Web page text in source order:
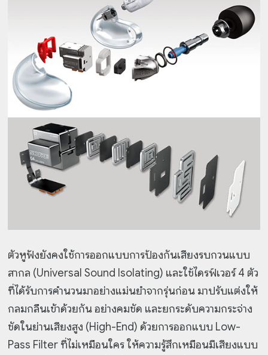
ตัวหูฟังยังคงใช้การออกแบบการป้องกันเสียงรบกวนแบบ
สากล (Universal Sound Isolating) และใช้ไดรฟ์เวอร์ 4 ตัว
ที่ได้รับการคำนวนมาอย่างแม่นยำจากรุ่นก่อน มาปรับแต่งให้
กลมกลืนเข้าด้วยกัน อย่างคมชัด และยกระดับความกระจ่าง
ชัดในย่านเสียงสูง (High-End) ด้วยการออกแบบ Low-
Pass Filter ที่ไม่เหมือนใคร ให้ความรู้สึกเหมือนมีเสียงแบบ